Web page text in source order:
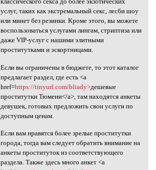
услуг, таких как экстремальный секс, лесби шоу
или минет без резинки. Кроме этого, вы можете
воспользоваться услугами лингам, стриптиза или
даже VIP-услуг с нашими элитными
проститутками и эскортницами.
Если вы ограничены в бюджете, то этот каталог
предлагает раздел, где есть <a
href=https://tinyurl.com/bliady>дешевые
проститутки Тюмени</a>, там находятся анкеты
девушек, готовых предложить свои услуги по
доступным ценам.
Если вам нравятся более зрелые проститутки
города, тогда вам следует обратить внимание на
анкеты проституток из соответствующего
раздела. Также здесь много анкет <a